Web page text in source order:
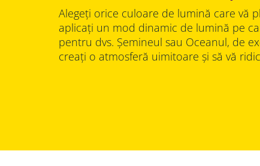
Alegeți orice culoare de lumină care vă
aplicați un mod dinamic de lumină pe
pentru dvs. Șemineul sau Oceanul, de
creați o atmosferă uimitoare și să vă